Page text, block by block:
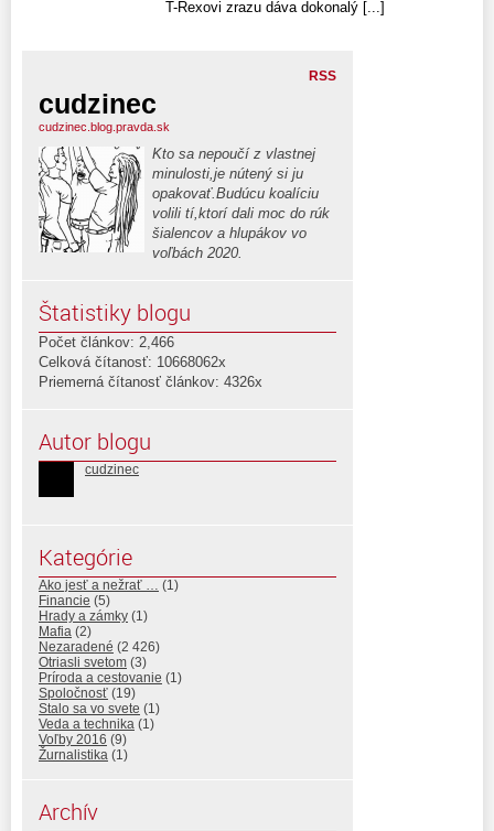
T-Rexovi zrazu dáva dokonalý [...]
RSS
cudzinec
cudzinec.blog.pravda.sk
Kto sa nepoučí z vlastnej
minulosti,je nútený si ju
opakovať.Budúcu koalíciu
volili tí,ktorí dali moc do rúk
šialencov a hlupákov vo
voľbách 2020.
Štatistiky blogu
Počet článkov: 2,466
Celková čítanosť: 10668062x
Priemerná čítanosť článkov: 4326x
Autor blogu
cudzinec
Kategórie
Ako jesť a nežrať … (1)
Financie (5)
Hrady a zámky (1)
Mafia (2)
Nezaradené (2 426)
Otriasli svetom (3)
Príroda a cestovanie (1)
Spoločnosť (19)
Stalo sa vo svete (1)
Veda a technika (1)
Voľby 2016 (9)
Žurnalistika (1)
Archív